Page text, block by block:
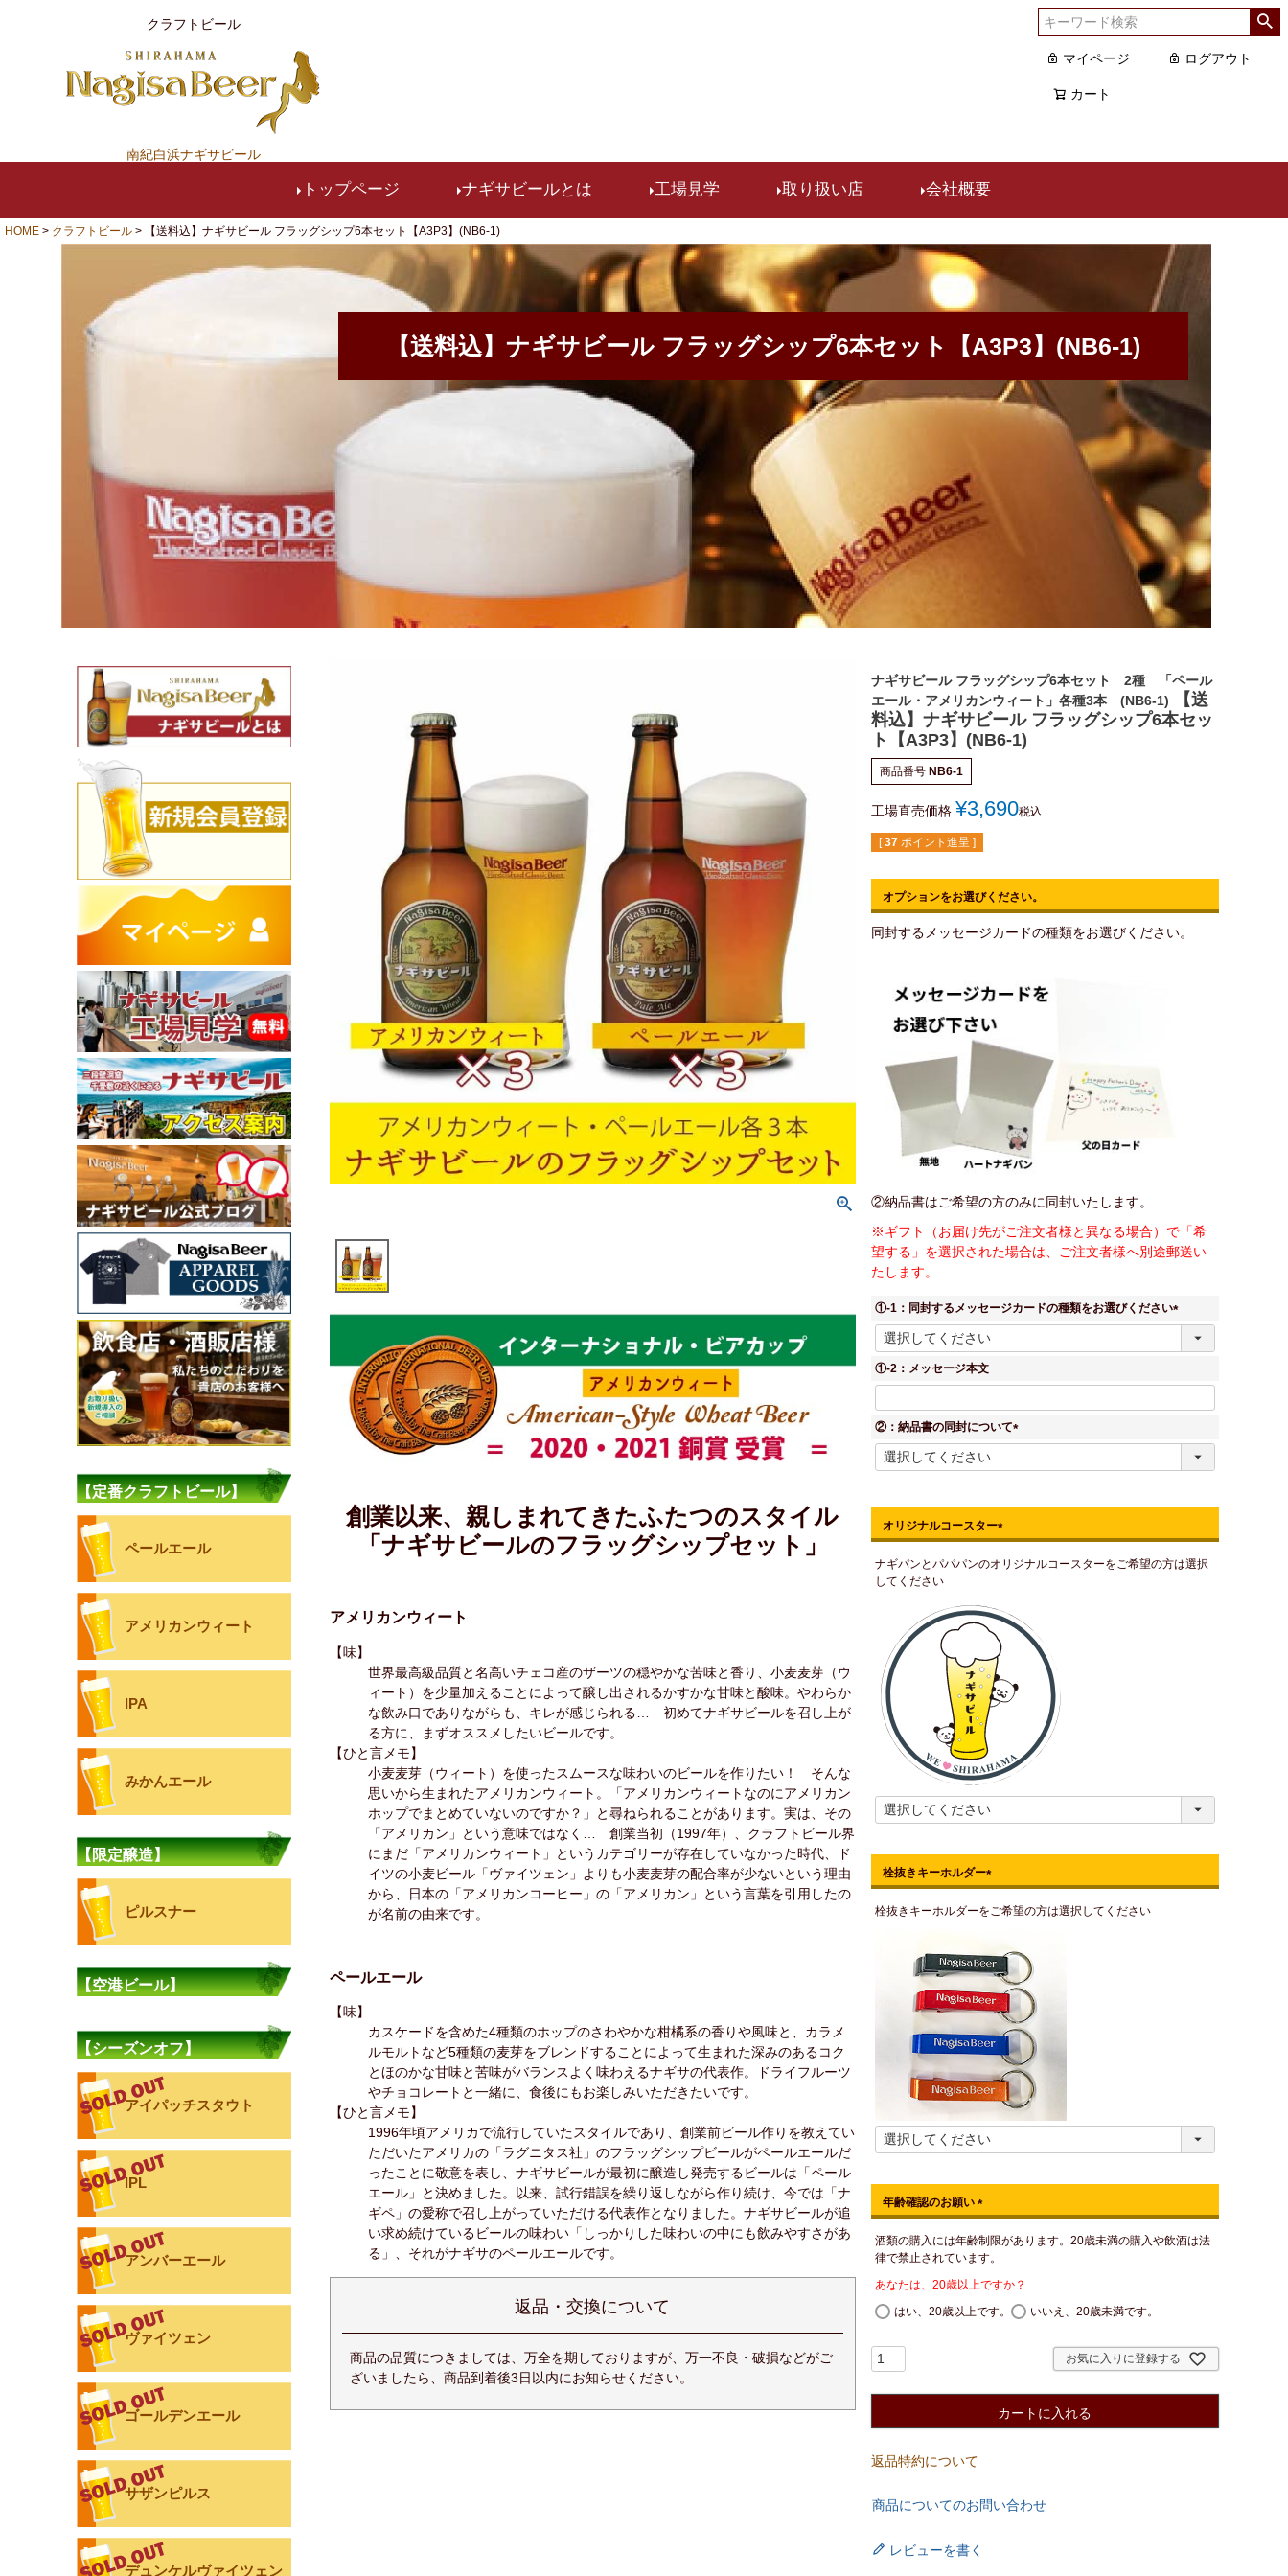
クラフトビール
南紀白浜ナギサビール
マイページ ログアウト
カート
トップページ ナギサビールとは 工場見学 取り扱い店 会社概要
HOME クラフトビール 【送料込】ナギサビール フラッグシップ6本セット【A3P3】(NB6-1)
【送料込】ナギサビール フラッグシップ6本セット【A3P3】(NB6-1)
【定番クラフトビール】
ペールエール
アメリカンウィート
IPA
みかんエール
【限定醸造】
ピルスナー
【空港ビール】
【シーズンオフ】
アイパッチスタウト
IPL
アンバーエール
ヴァイツェン
ゴールデンエール
サザンピルス
デュンケルヴァイツェン
創業以来、親しまれてきたふたつのスタイル
「ナギサビールのフラッグシップセット」
アメリカンウィート
【味】
世界最高級品質と名高いチェコ産のザーツの穏やかな苦味と香り、小麦麦芽（ウ
ィート）を少量加えることによって醸し出されるかすかな甘味と酸味。やわらか
な飲み口でありながらも、キレが感じられる… 初めてナギサビールを召し上が
る方に、まずオススメしたいビールです。
【ひと言メモ】
小麦麦芽（ウィート）を使ったスムースな味わいのビールを作りたい！ そんな
思いから生まれたアメリカンウィート。「アメリカンウィートなのにアメリカン
ホップでまとめていないのですか？」と尋ねられることがあります。実は、その
「アメリカン」という意味ではなく… 創業当初（1997年）、クラフトビール界
にまだ「アメリカンウィート」というカテゴリーが存在していなかった時代、ド
イツの小麦ビール「ヴァイツェン」よりも小麦麦芽の配合率が少ないという理由
から、日本の「アメリカンコーヒー」の「アメリカン」という言葉を引用したの
が名前の由来です。
ペールエール
【味】
カスケードを含めた4種類のホップのさわやかな柑橘系の香りや風味と、カラメ
ルモルトなど5種類の麦芽をブレンドすることによって生まれた深みのあるコク
とほのかな甘味と苦味がバランスよく味わえるナギサの代表作。ドライフルーツ
やチョコレートと一緒に、食後にもお楽しみいただきたいです。
【ひと言メモ】
1996年頃アメリカで流行していたスタイルであり、創業前ビール作りを教えてい
ただいたアメリカの「ラグニタス社」のフラッグシップビールがペールエールだ
ったことに敬意を表し、ナギサビールが最初に醸造し発売するビールは「ペール
エール」と決めました。以来、試行錯誤を繰り返しながら作り続け、今では「ナ
ギペ」の愛称で召し上がっていただける代表作となりました。ナギサビールが追
い求め続けているビールの味わい「しっかりした味わいの中にも飲みやすさがあ
る」、それがナギサのペールエールです。
返品・交換について
商品の品質につきましては、万全を期しておりますが、万一不良・破損などがご
ざいましたら、商品到着後3日以内にお知らせください。
ナギサビール フラッグシップ6本セット 2種 「ペール
エール・アメリカンウィート」各種3本 (NB6-1)
【送
料込】ナギサビール フラッグシップ6本セッ
ト【A3P3】(NB6-1)
商品番号 NB6-1
工場直売価格 ¥3,690税込
[ 37 ポイント進呈 ]
オプションをお選びください。
同封するメッセージカードの種類をお選びください。
②納品書はご希望の方のみに同封いたします。
※ギフト（お届け先がご注文者様と異なる場合）で「希
望する」を選択された場合は、ご注文者様へ別途郵送い
たします。
①-1：同封するメッセージカードの種類をお選びください
(
①-2：メッセージ本文
②：納品書の同封について
(
オリジナルコースター
(
必
ナギパンとパパパンのオリジナルコースターをご希望の方は選択
してください
栓抜きキーホルダー
(
必
栓抜きキーホルダーをご希望の方は選択してください
年齢確認のお願い
(
必
須
酒類の購入には年齢制限があります。20歳未満の購入や飲酒は法
律で禁止されています。
あなたは、20歳以上ですか？
はい、20歳以上です。
いいえ、20歳未満です。
お気に入りに登録する
カートに入れる
返品特約について
商品についてのお問い合わせ
レビューを書く